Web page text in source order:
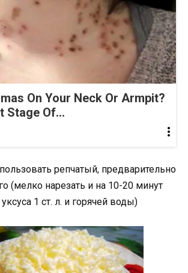
On Your Neck Or Armpit?
Stage Of...
репчатый, предварительно
(мелко нарезать и на 10-20 минут
1 ст. л. и горячей воды)